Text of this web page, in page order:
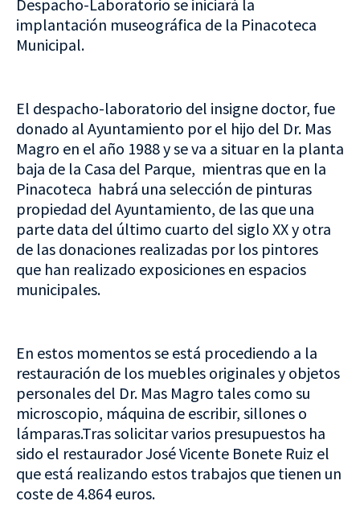
Despacho-Laboratorio se iniciará la
implantación museográfica de la Pinacoteca
Municipal.
El despacho-laboratorio del insigne doctor, fue
donado al Ayuntamiento por el hijo del Dr. Mas
Magro en el año 1988 y se va a situar en la planta
baja de la Casa del Parque, mientras que en la
Pinacoteca habrá una selección de pinturas
propiedad del Ayuntamiento, de las que una
parte data del último cuarto del siglo XX y otra
de las donaciones realizadas por los pintores
que han realizado exposiciones en espacios
municipales.
En estos momentos se está procediendo a la
restauración de los muebles originales y objetos
personales del Dr. Mas Magro tales como su
microscopio, máquina de escribir, sillones o
lámparas.Tras solicitar varios presupuestos ha
sido el restaurador José Vicente Bonete Ruiz el
que está realizando estos trabajos que tienen un
coste de 4.864 euros.